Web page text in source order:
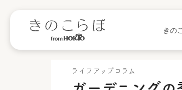
きの
ライフアップコラム